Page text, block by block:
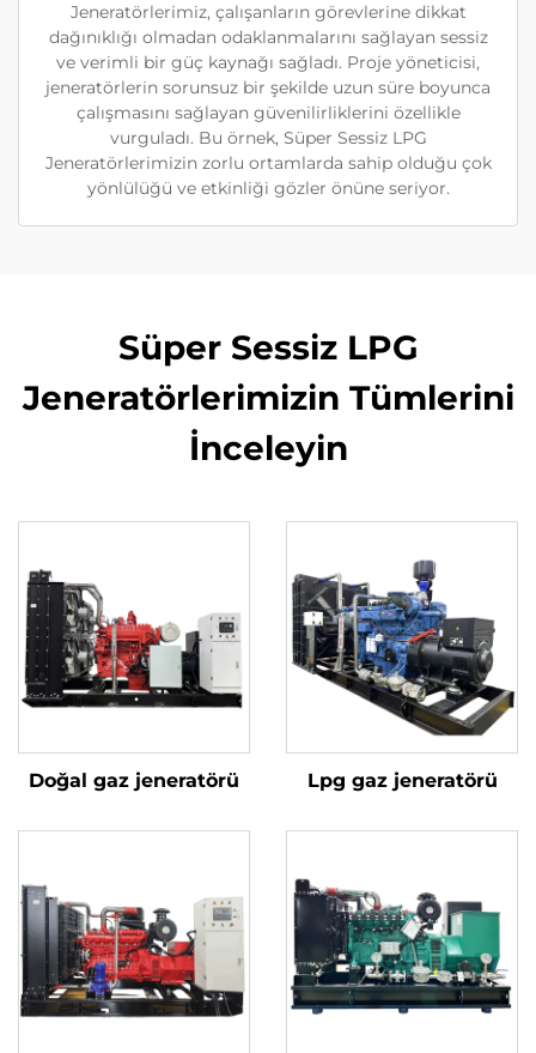
Jeneratörlerimiz, çalışanların görevlerine dikkat
dağınıklığı olmadan odaklanmalarını sağlayan sessiz
ve verimli bir güç kaynağı sağladı. Proje yöneticisi,
jeneratörlerin sorunsuz bir şekilde uzun süre boyunca
çalışmasını sağlayan güvenilirliklerini özellikle
vurguladı. Bu örnek, Süper Sessiz LPG
Jeneratörlerimizin zorlu ortamlarda sahip olduğu çok
yönlülüğü ve etkinliği gözler önüne seriyor.
Süper Sessiz LPG
Jeneratörlerimizin Tümlerini
İnceleyin
Doğal gaz jeneratörü Lpg gaz jeneratörü